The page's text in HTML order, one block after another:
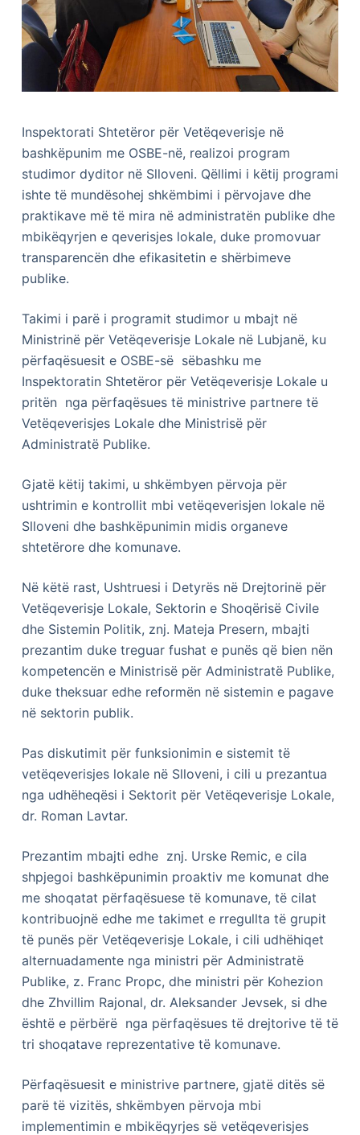
Inspektorati Shtetëror për Vetëqeverisje në
bashkëpunim me OSBE-në, realizoi program
studimor dyditor në Slloveni. Qëllimi i këtij programi
ishte të mundësohej shkëmbimi i përvojave dhe
praktikave më të mira në administratën publike dhe
mbikëqyrjen e qeverisjes lokale, duke promovuar
transparencën dhe efikasitetin e shërbimeve
publike.
Takimi i parë i programit studimor u mbajt në
Ministrinë për Vetëqeverisje Lokale në Lubjanë, ku
përfaqësuesit e OSBE-së sëbashku me
Inspektoratin Shtetëror për Vetëqeverisje Lokale u
pritën nga përfaqësues të ministrive partnere të
Vetëqeverisjes Lokale dhe Ministrisë për
Administratë Publike.
Gjatë këtij takimi, u shkëmbyen përvoja për
ushtrimin e kontrollit mbi vetëqeverisjen lokale në
Slloveni dhe bashkëpunimin midis organeve
shtetërore dhe komunave.
Në këtë rast, Ushtruesi i Detyrës në Drejtorinë për
Vetëqeverisje Lokale, Sektorin e Shoqërisë Civile
dhe Sistemin Politik, znj. Mateja Presern, mbajti
prezantim duke treguar fushat e punës që bien nën
kompetencën e Ministrisë për Administratë Publike,
duke theksuar edhe reformën në sistemin e pagave
në sektorin publik.
Pas diskutimit për funksionimin e sistemit të
vetëqeverisjes lokale në Slloveni, i cili u prezantua
nga udhëheqësi i Sektorit për Vetëqeverisje Lokale,
dr. Roman Lavtar.
Prezantim mbajti edhe znj. Urskе Remic, e cila
shpjegoi bashkëpunimin proaktiv me komunat dhe
me shoqatat përfaqësuese të komunave, të cilat
kontribuojnë edhe me takimet e rregullta të grupit
të punës për Vetëqeverisje Lokale, i cili udhëhiqet
alternuadamente nga ministri për Administratë
Publike, z. Franc Propс, dhe ministri për Kohezion
dhe Zhvillim Rajonal, dr. Aleksander Jevsek, si dhe
është e përbërë nga përfaqësues të drejtorive të të
tri shoqatave reprezentative të komunave.
Përfaqësuesit e ministrive partnere, gjatë ditës së
parë të vizitës, shkëmbyen përvoja mbi
implementimin e mbikëqyrjes së vetëqeverisjes